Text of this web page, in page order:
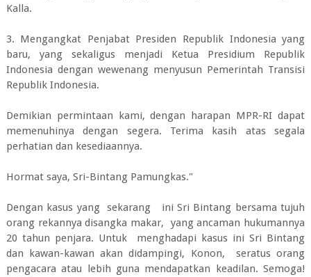
Kalla.
3. Mengangkat Penjabat Presiden Republik Indonesia yang
baru, yang sekaligus menjadi Ketua Presidium Republik
Indonesia dengan wewenang menyusun Pemerintah Transisi
Republik Indonesia.
Demikian permintaan kami, dengan harapan MPR-RI dapat
memenuhinya dengan segera. Terima kasih atas segala
perhatian dan kesediaannya.
Hormat saya, Sri-Bintang Pamungkas."
Dengan kasus yang sekarang ini Sri Bintang bersama tujuh
orang rekannya disangka makar, yang ancaman hukumannya
20 tahun penjara. Untuk menghadapi kasus ini Sri Bintang
dan kawan-kawan akan didampingi, Konon, seratus orang
pengacara atau lebih guna mendapatkan keadilan. Semoga!